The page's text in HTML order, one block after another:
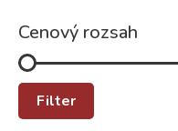
Cenový rozsah
Filter